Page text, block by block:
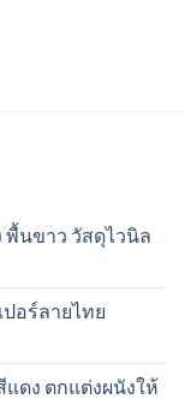
พื้นขาว วัสดุไวนิล
ปอร์ลายไทย
แดง ตกแต่งผนังให้